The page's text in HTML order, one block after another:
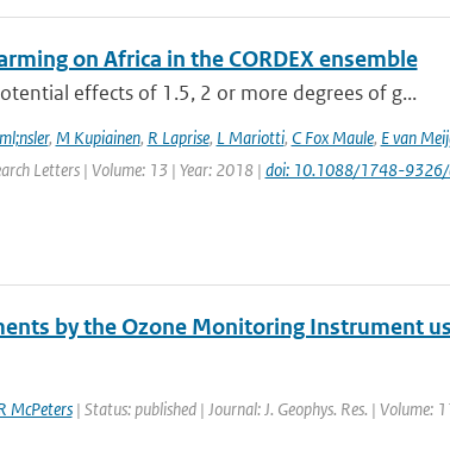
on Africa in the CORDEX ensemble
effects of 1.5, 2 or more degrees of g...
, M Kupiainen, R Laprise, L Mariotti, C Fox Maule, E van
Letters | Volume: 13 | Year: 2018 | doi: 10.1088/1748-9326/
by the Ozone Monitoring Instrument
McPeters| Status: published | Journal: J. Geophys. Res. | Volume: